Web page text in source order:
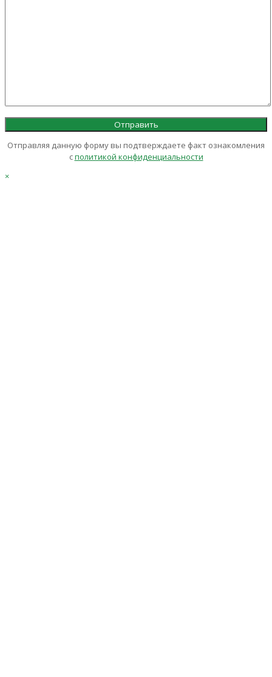
Отправляя данную форму вы подтверждаете факт ознакомления
сполитикой конфиденциальности
×